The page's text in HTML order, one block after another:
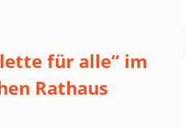
für alle“ im
Rathaus